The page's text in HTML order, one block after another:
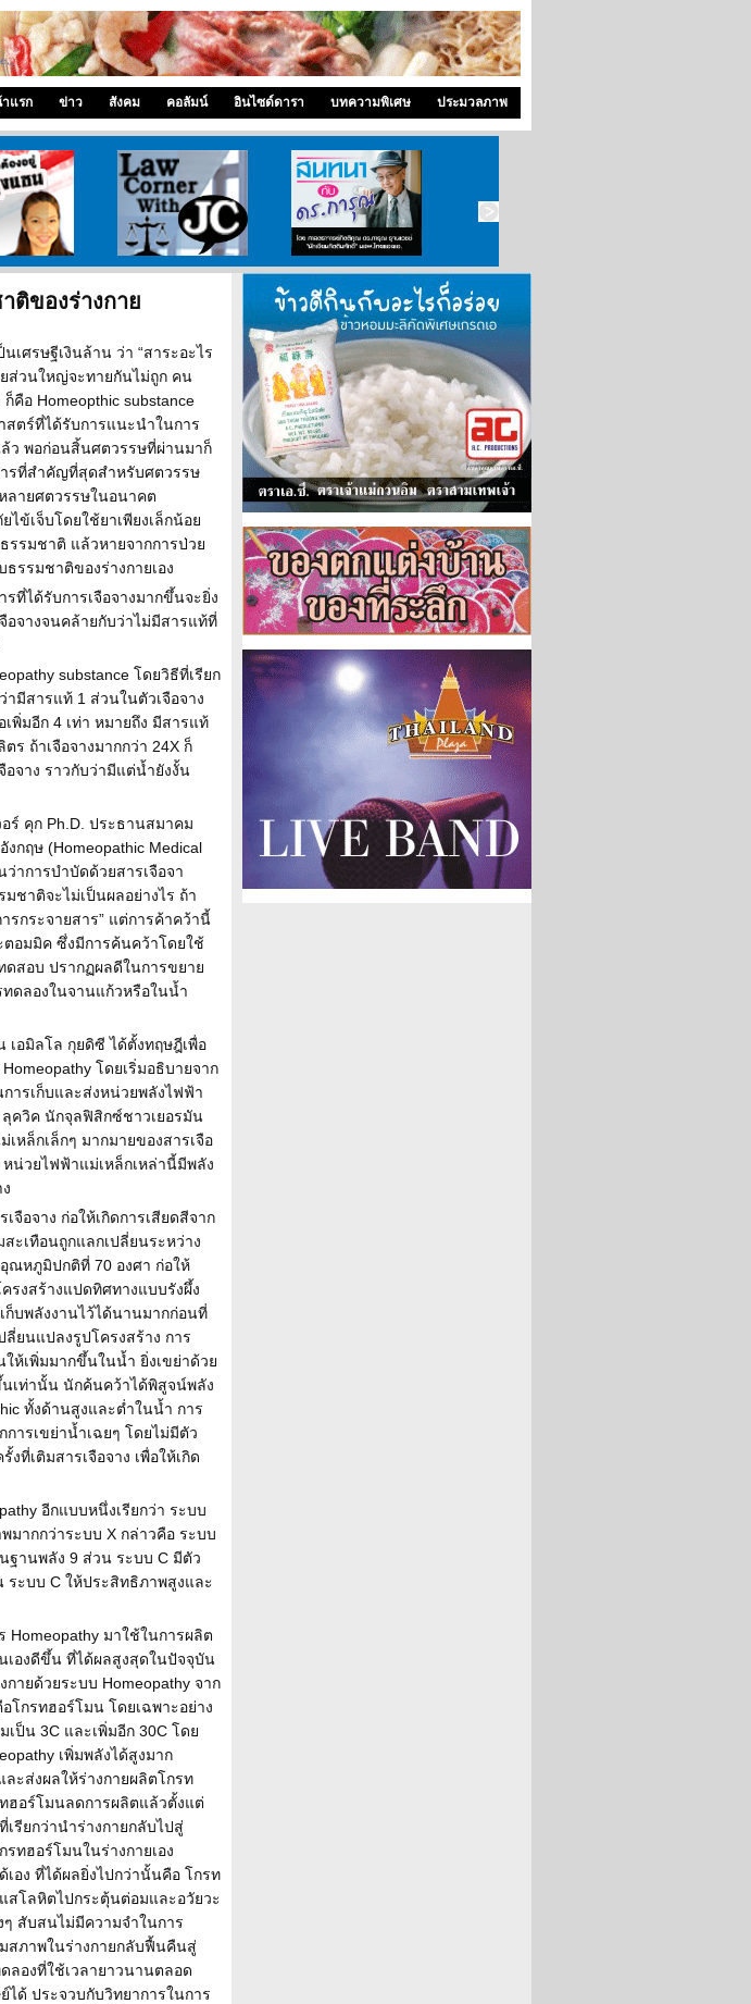
แรก ข่าว สังคม คอลัมน์ อินไซด์ดารา บทความพิเศษ ประมวลภาพ
ยู่เมืองลุงแซม ทนายความโจอี้ สนทนากับ ดร.การุณ
ติของร่างกาย
เศรษฐีเงินล้าน ว่า “สาระอะไร
ยส่วนใหญ่จะทายกันไม่ถูก คน
คือ Homeopthic substance
สตร์ที่ได้รับการแนะนำในการ
ว พอก่อนสิ้นศตวรรษที่ผ่านมาก็
รที่สำคัญที่สุดสำหรับศตวรรษ
ลายศตวรรษในอนาคต
ไข้เจ็บโดยใช้ยาเพียงเล็กน้อย
รรมชาติ แล้วหายจากการป่วย
รรมชาติของร่างกายเอง
ที่ได้รับการเจือจางมากขึ้นจะยิ่ง
อจางจนคล้ายกับว่าไม่มีสารแท้ที่
substance โดยวิธีที่เรียก
ามีสารแท้ 1 ส่วนในตัวเจือจาง
พิ่มอีก 4 เท่า หมายถึง มีสารแท้
ตร ถ้าเจือจางมากกว่า 24X ก็
อจาง ราวกับว่ามีแต่น้ำยังงั้น
อร์ คุก Ph.D. ประธานสมาคม
กฤษ (Homeopathic Medical
ว่าการบำบัดด้วยสารเจือจา
มชาติจะไม่เป็นผลอย่างไร ถ้า
กระจายสาร” แต่การค้าคว้านี้
ตอมมิค ซึ่งมีการค้นคว้าโดยใช้
ดสอบ ปรากฏผลดีในการขยาย
ดลองในจานแก้วหรือในน้ำ
เอมิลโล กุยดิซี ได้ตั้งทฤษฎีเพื่อ
โดยเริ่มอธิบายจาก
ารเก็บและส่งหน่วยพลังไฟฟ้า
ลุควิค นักจุลฟิสิกซ์ชาวเยอรมัน
หล็กเล็กๆ มากมายของสารเจือ
หน่วยไฟฟ้าแม่เหล็กเหล่านี้มีพลัง
จือจาง ก่อให้เกิดการเสียดสีจาก
ะเทือนถูกแลกเปลี่ยนระหว่าง
ณหภูมิปกติที่ 70 องศา ก่อให้
รงสร้างแปดทิศทางแบบรังผึ้ง
ก็บพลังงานไว้ได้นานมากก่อนที่
ลี่ยนแปลงรูปโครงสร้าง การ
ห้เพิ่มมากขึ้นในน้ำ ยิ่งเขย่าด้วย
นเท่านั้น นักค้นคว้าได้พิสูจน์พลัง
ทั้งด้านสูงและต่ำในน้ำ การ
ารเขย่าน้ำเฉยๆ โดยไม่มีตัว
ที่เติมสารเจือจาง เพื่อให้เกิด
อีกแบบหนึ่งเรียกว่า ระบบ
มากกว่าระบบ X กล่าวคือ ระบบ
ฐานพลัง 9 ส่วน ระบบ C มีตัว
ระบบ C ให้ประสิทธิภาพสูงและ
Homeopathy มาใช้ในการผลิต
เองดีขึ้น ที่ได้ผลสูงสุดในปัจจุบัน
ายด้วยระบบ Homeopathy จาก
โกรทฮอร์โมน โดยเฉพาะอย่าง
เป็น 3C และเพิ่มอีก 30C โดย
เพิ่มพลังได้สูงมาก
ะส่งผลให้ร่างกายผลิตโกรท
ฮอร์โมนลดการผลิตแล้วตั้งแต่
เรียกว่านำร่างกายกลับไปสู่
ทฮอร์โมนในร่างกายเอง
อง ที่ได้ผลยิ่งไปกว่านั้นคือ โกรท
สโลหิตไปกระตุ้นต่อมและอวัยวะ
สับสนไม่มีความจำในการ
สภาพในร่างกายกลับฟื้นคืนสู่
ลองที่ใช้เวลายาวนานตลอด
ด้ ประจวบกับวิทยาการในการ